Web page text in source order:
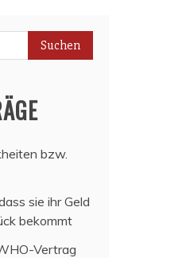
bzw.
sie ihr Geld
bekommt
Vertrag